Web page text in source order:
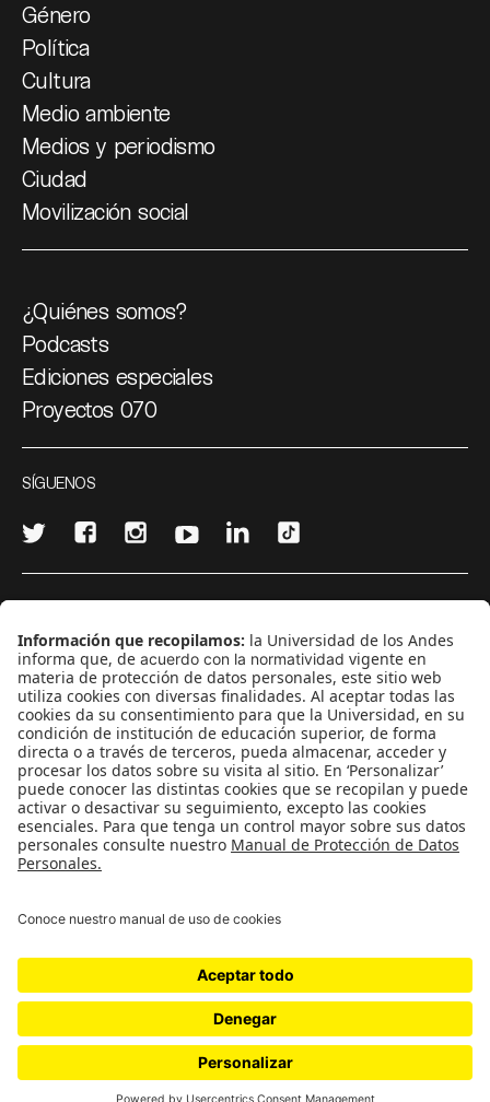
Género
Política
Cultura
Medio ambiente
Medios y periodismo
Ciudad
Movilización social
¿Quiénes somos?
Podcasts
Ediciones especiales
Proyectos 070
SÍGUENOS
CONTÁCTANOS
cerosetenta@uniandes.edu.co
BOGOTÁ, COLOMBIA
NEWSLETTER